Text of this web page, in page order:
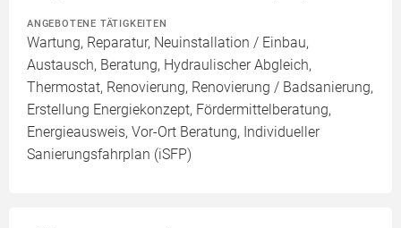
ANGEBOTENE TÄTIGKEITEN
Wartung, Reparatur, Neuinstallation / Einbau,
Austausch, Beratung, Hydraulischer Abgleich,
Thermostat, Renovierung, Renovierung / Badsanierung,
Erstellung Energiekonzept, Fördermittelberatung,
Energieausweis, Vor-Ort Beratung, Individueller
Sanierungsfahrplan (iSFP)